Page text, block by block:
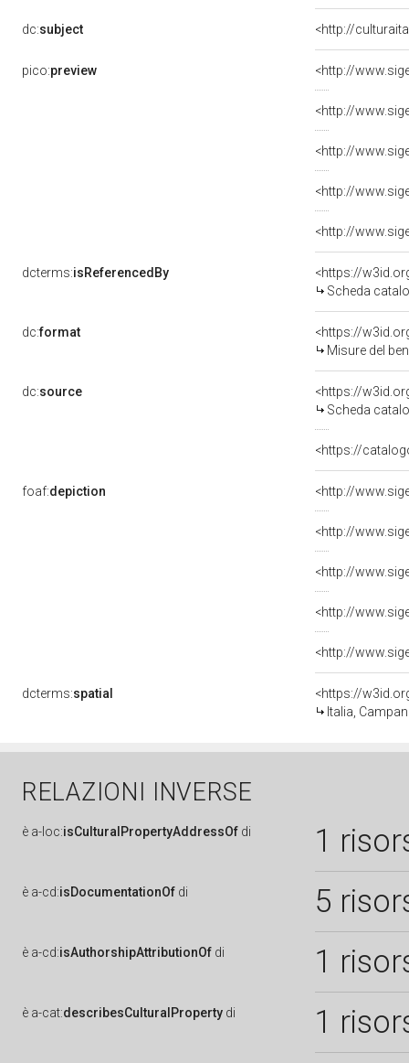
dc:subject <http://
pico:preview
dcterms:isReferencedBy
<https://
Scheda
dc:format
<https://
Misure del
dc:source
<https://
Scheda
<https://
foaf:depiction
dcterms:spatial
<https://
Italia,
RELAZIONI INVERSE
è a-loc:isCulturalPropertyAddressOf di 1
è a-cd:isDocumentationOf di 5
è a-cd:isAuthorshipAttributionOf di 1
è a-cat:describesCulturalProperty di 1